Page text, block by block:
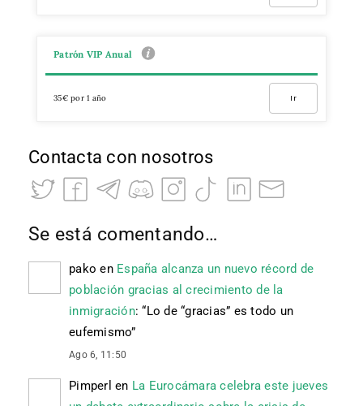
Patrón VIP Anual
35€ por 1 año Ir
Contacta con nosotros
Se está comentando…
pako en España alcanza un nuevo récord de
población gracias al crecimiento de la
inmigración: “Lo de “gracias” es todo un
eufemismo”
Ago 6, 11:50
Pimperl en La Eurocámara celebra este jueves